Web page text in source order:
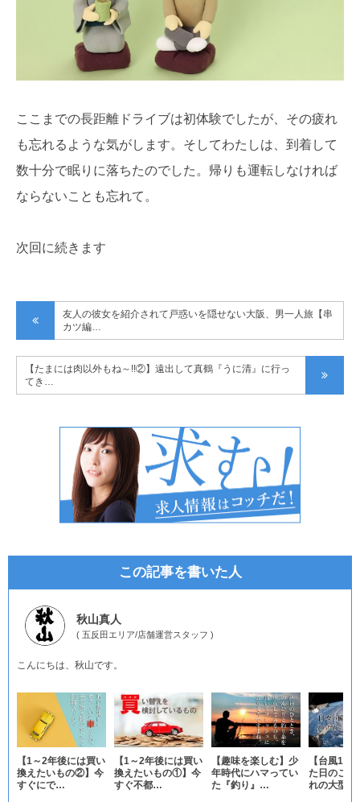
ここまでの長距離ドライブは初体験でしたが、その疲れ
も忘れるような気がします。そしてわたしは、到着して
数十分で眠りに落ちたのでした。帰りも運転しなければ
ならないことも忘れて。
次回に続きます
友人の彼女を紹介されて戸惑いを隠せない大阪、男一人旅【串
カツ編…
【たまには肉以外もね～!!②】遠出して真鶴『うに清』に行っ
てき…
この記事を書いた人
秋山真人
( 五反田エリア/店舗運営スタッフ )
こんにちは、秋山です。
【1～2年後には買い
換えたいもの②】今
すぐにで…
【1～2年後には買い
換えたいもの①】今
すぐ不都…
【趣味を楽しむ】少
年時代にハマってい
た『釣り』…
【台風19
た日のこと
れの大型…